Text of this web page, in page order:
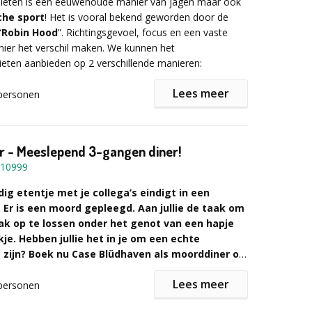
informatie over dit unieke teamuitje/
aanvraagformulier in!
sport! Het is vooral bekend geworden door de
Robin Hood”. Richtingsgevoel, focus en een vaste
het verschil maken. We kunnen het
aanbieden op 2 verschillende manieren:
over schiethouding, ademhaling en uiteraard
eerst geoefend worden. Daarna is er in
webstrijd waarbij samenwerken en elkaar coachen
kan helpen met als ultiem einddoel
Handboogschieten"!
opstelling Handboogschietenmet 4 of 8 banen,
we gedurende een afgesproken tijd korte
van 30, 45 of 60 minuten. Ook is het mogelijk
kunnen maken met het handboogschieten.
Lees meer
- Meeslepend 3-gangen diner!
10999
etentje met je collega’s eindigt in een
is een moord gepleegd. Aan jullie de taak om
op te lossen onder het genot van een hapje
Hebben jullie het in je om een echte
Boek nu Case Blüdhaven als moorddiner op
Lees meer